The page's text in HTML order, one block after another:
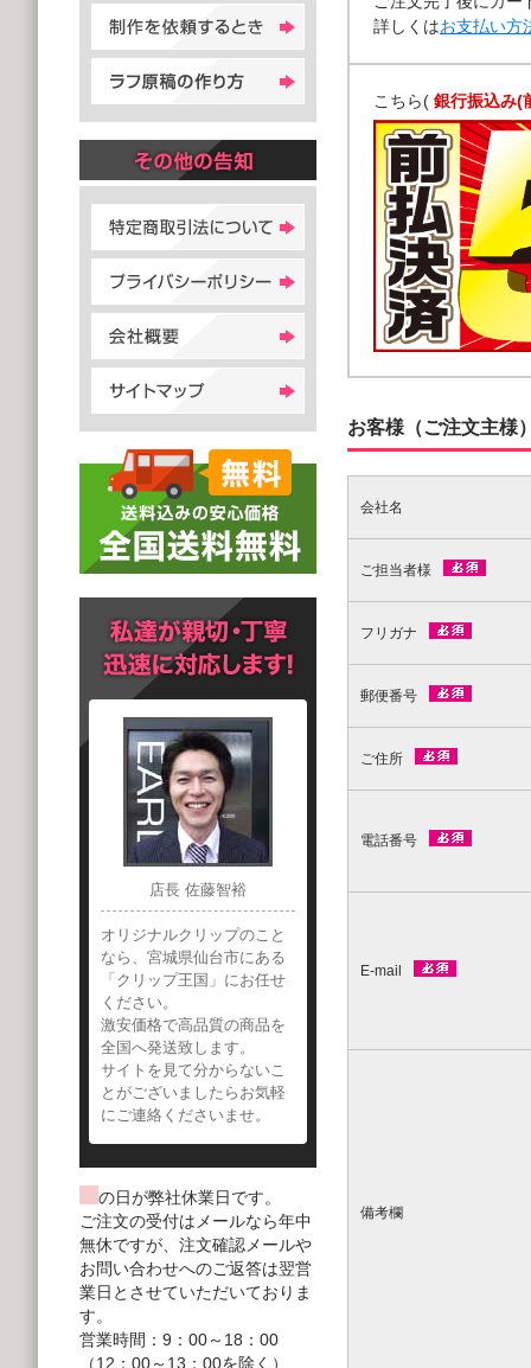
詳しくはお支払い方
こちら( 銀行振込み(
お客様（ご注文主様
会社名
ご担当者様
フリガナ
郵便番号
ご住所
電話番号
E-mail
備考欄
店長 佐藤智裕
オリジナルクリップのこと
なら、宮城県仙台市にある
「クリップ王国」にお任せ
ください。
激安価格で高品質の商品を
全国へ発送致します。
サイトを見て分からないこ
とがございましたらお気軽
にご連絡くださいませ。
の日が弊社休業日です。
ご注文の受付はメールなら年中
無休ですが、注文確認メールや
お問い合わせへのご返答は翌営
業日とさせていただいておりま
す。
営業時間：9：00～18：00
（12：00～13：00を除く）